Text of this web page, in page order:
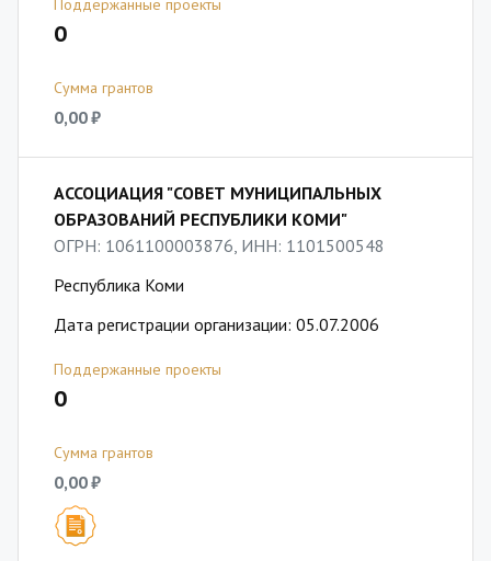
Поддержанные проекты
0
Сумма грантов
0,00 ₽
АССОЦИАЦИЯ "СОВЕТ МУНИЦИПАЛЬНЫХ
ОБРАЗОВАНИЙ РЕСПУБЛИКИ КОМИ"
ОГРН: 1061100003876, ИНН: 1101500548
Республика Коми
Дата регистрации организации: 05.07.2006
Поддержанные проекты
0
Сумма грантов
0,00 ₽